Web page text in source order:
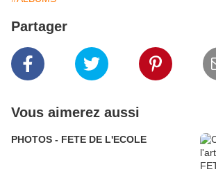
Partager
Vous aimerez aussi
PHOTOS - FETE DE L'ECOLE